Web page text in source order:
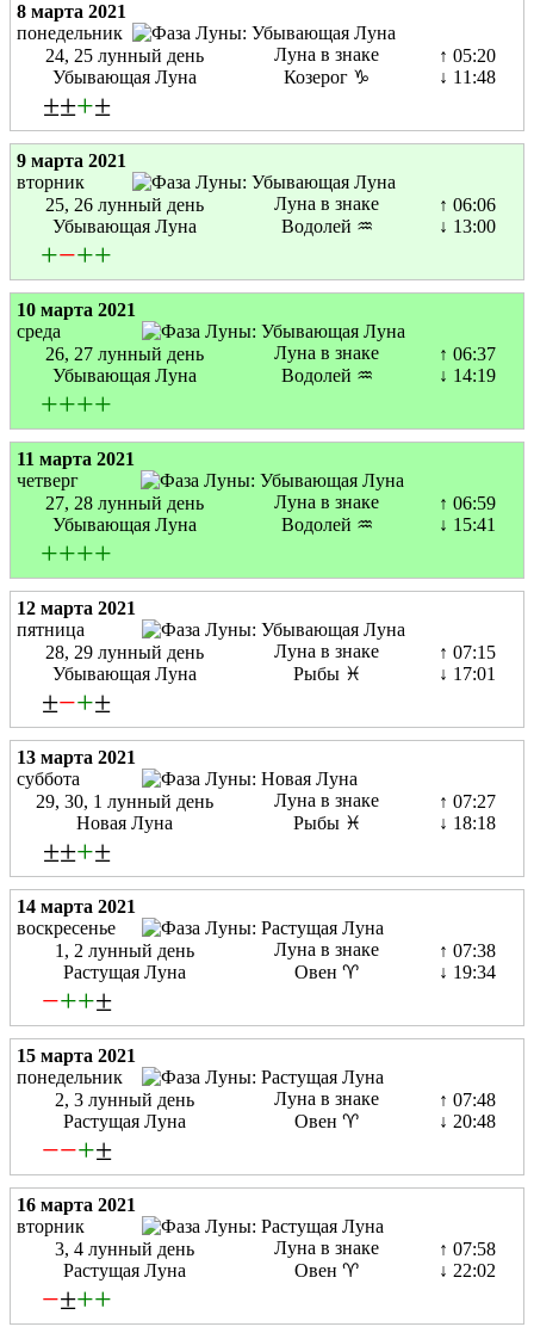
8 марта 2021
понедельник
24, 25 лунный день
Убывающая Луна
Луна в знаке
Козерог ♑
↑ 05:20
↓ 11:48
±±+±
9 марта 2021
вторник
25, 26 лунный день
Убывающая Луна
Луна в знаке
Водолей ♒
↑ 06:06
↓ 13:00
+−++
10 марта 2021
среда
26, 27 лунный день
Убывающая Луна
Луна в знаке
Водолей ♒
↑ 06:37
↓ 14:19
++++
11 марта 2021
четверг
27, 28 лунный день
Убывающая Луна
Луна в знаке
Водолей ♒
↑ 06:59
↓ 15:41
++++
12 марта 2021
пятница
28, 29 лунный день
Убывающая Луна
Луна в знаке
Рыбы ♓
↑ 07:15
↓ 17:01
±−+±
13 марта 2021
суббота
29, 30, 1 лунный день
Новая Луна
Луна в знаке
Рыбы ♓
↑ 07:27
↓ 18:18
±±+±
14 марта 2021
воскресенье
1, 2 лунный день
Растущая Луна
Луна в знаке
Овен ♈
↑ 07:38
↓ 19:34
−++±
15 марта 2021
понедельник
2, 3 лунный день
Растущая Луна
Луна в знаке
Овен ♈
↑ 07:48
↓ 20:48
−−+±
16 марта 2021
вторник
3, 4 лунный день
Растущая Луна
Луна в знаке
Овен ♈
↑ 07:58
↓ 22:02
−±++